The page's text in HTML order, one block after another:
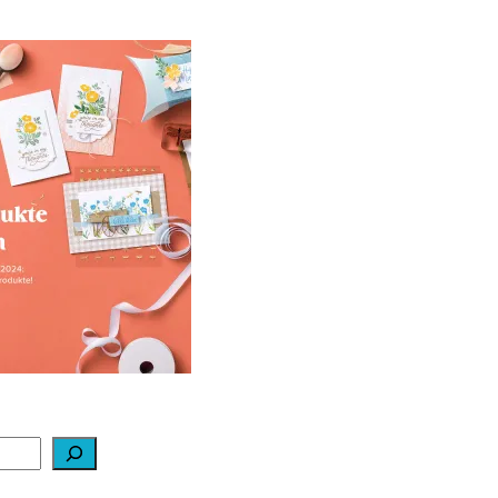
a-bration 2024
Stampin‘ Up!
Februar 2024